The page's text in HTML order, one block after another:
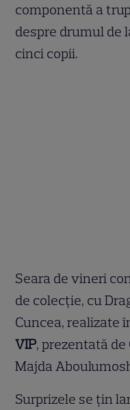
componentă a
despre drumul de
cinci copii.
Seara de vineri
de colecţie, cu
Cuncea, realizate
VIP, prezentată
Majda
Surprizele se țin